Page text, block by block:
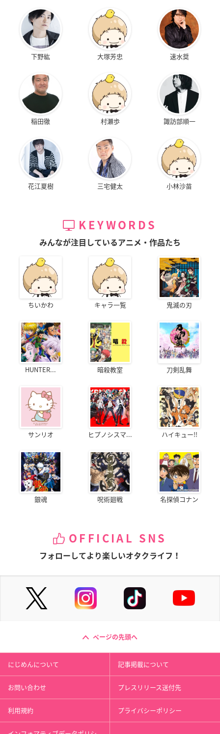
下野紘 大塚芳忠 速水奨
稲田徹 村瀬歩 諏訪部順一
花江夏樹 三宅健太 小林沙苗
KEYWORDS
みんなが注目しているアニメ・作品たち
ちいかわ キャラ一覧 鬼滅の刃
HUNTER... 暗殺教室 刀剣乱舞
サンリオ ヒプノシスマ... ハイキュー!!
銀魂 呪術廻戦 名探偵コナン
OFFICIAL SNS
フォローしてより楽しいオタクライフ！
ページの先頭へ
にじめんについて 記事掲載について
お問い合わせ プレスリリース送付先
利用規約 プライバシーポリシー